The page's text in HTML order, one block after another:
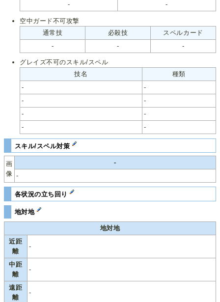
-
-
空中ガード不可攻撃
通常技
必殺技
スペルカード
-
- -
グレイズ不可のスキル/スペル
技名
種類
-
-
-
-
-
-
-
-
スキル/スペル対策
画
像
-
-
各状況の立ち回り
地対地
地対地
近距
離
-
中距
離
-
遠距
離
-